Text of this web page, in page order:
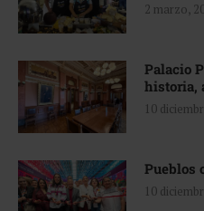
2 marzo,
Palacio
historia,
10
Pueblos
10